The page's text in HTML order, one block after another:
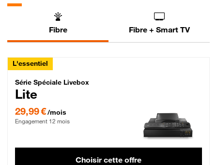
Fibre Fibre + Smart TV
L'essentiel
Série Spéciale Livebox Lite Fibre
Série Spéciale Livebox
Lite
29,99 €/mois
Engagement 12 mois
Choisir cette offre